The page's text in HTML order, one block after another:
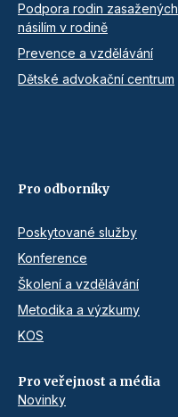
Podpora rodin zasažených
násilím v rodině
Prevence a vzdělávání
Dětské advokační centrum
Pro odborníky
Poskytované služby
Konference
Školení a vzdělávání
Metodika a výzkumy
KOS
Pro veřejnost a média
Novinky